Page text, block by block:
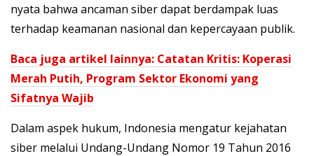
nyata bahwa ancaman siber dapat berdampak luas
terhadap keamanan nasional dan kepercayaan publik.
Baca juga artikel lainnya: Catatan Kritis: Koperasi
Merah Putih, Program Sektor Ekonomi yang
Sifatnya Wajib
Dalam aspek hukum, Indonesia mengatur kejahatan
siber melalui Undang-Undang Nomor 19 Tahun 2016